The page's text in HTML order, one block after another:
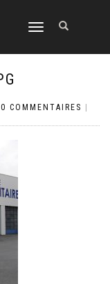
DÉPLIER
NAVIGATION
0 COMMENTAIRES